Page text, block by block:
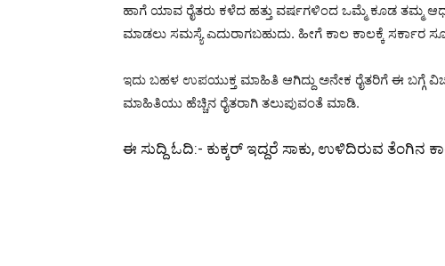
ಹಾಗೆ ಯಾವ ರೈತರು ಕಳೆದ ಹತ್ತು ವರ್ಷಗಳಿಂದ ಒಮ್ಮೆ ಕೂಡ ತಮ್ಮ
ಮಾಡಲು ಸಮಸ್ಯೆ ಎದುರಾಗಬಹುದು. ಹೀಗೆ ಕಾಲ ಕಾಲಕ್ಕೆ ಸರ್ಕಾರ
ಇದು ಬಹಳ ಉಪಯುಕ್ತ ಮಾಹಿತಿ ಆಗಿದ್ದು ಅನೇಕ ರೈತರಿಗೆ ಈ ಬಗ್ಗೆ
ಮಾಹಿತಿಯು ಹೆಚ್ಚಿನ ರೈತರಾಗಿ ತಲುಪುವಂತೆ ಮಾಡಿ.
ಈ ಸುದ್ದಿ ಓದಿ:- ಕುಕ್ಕರ್ ಇದ್ದರೆ ಸಾಕು, ಉಳಿದಿರುವ ತೆಂಗಿನ